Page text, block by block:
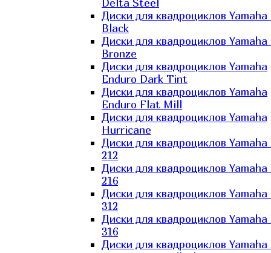
Delta Steel
Диски для квадроциклов
Black
Диски для квадроциклов
Bronze
Диски для квадроциклов Yamaha
Enduro Dark Tint
Диски для квадроциклов Yamaha
Enduro Flat Mill
Диски для квадроциклов Yamaha
Hurricane
Диски для квадроциклов
212
Диски для квадроциклов
216
Диски для квадроциклов
312
Диски для квадроциклов
316
Диски для квадроциклов